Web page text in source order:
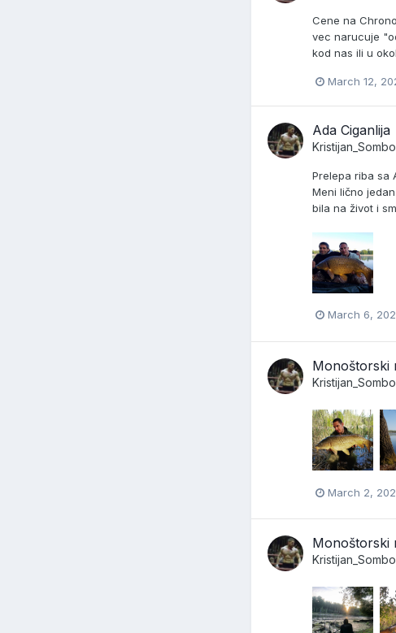
Cene na
vec narucuje
kod nas ili u
March 12,
Ada Ciganlija
Prelepa riba sa
Meni lično
bila na život i
March 6,
Monoštorski
March 2,
Monoštorski